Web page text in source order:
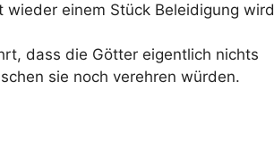
einem Stück Beleidigung wird
dass die Götter eigentlich nichts
sie noch verehren würden.